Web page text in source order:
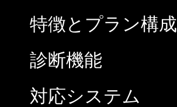
特徴とプラン構成
診断機能
対応システム